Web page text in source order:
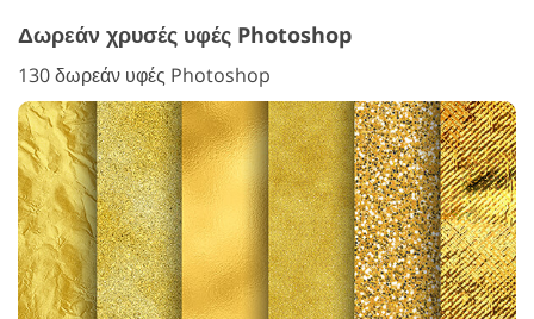
Δωρεάν χρυσές υφές Photoshop
130 δωρεάν υφές Photoshop